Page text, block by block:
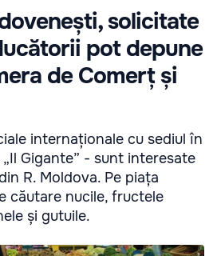
solicitate
pot depune
de Comerț și
internaționale cu sediul în
Gigante” - sunt interesate
R. Moldova. Pe piața
căutare nucile, fructele
și gutuile.